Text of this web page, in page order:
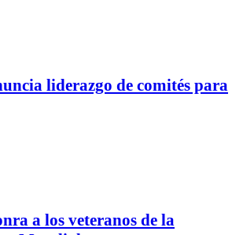
liderazgo de comités para
a los veteranos de la